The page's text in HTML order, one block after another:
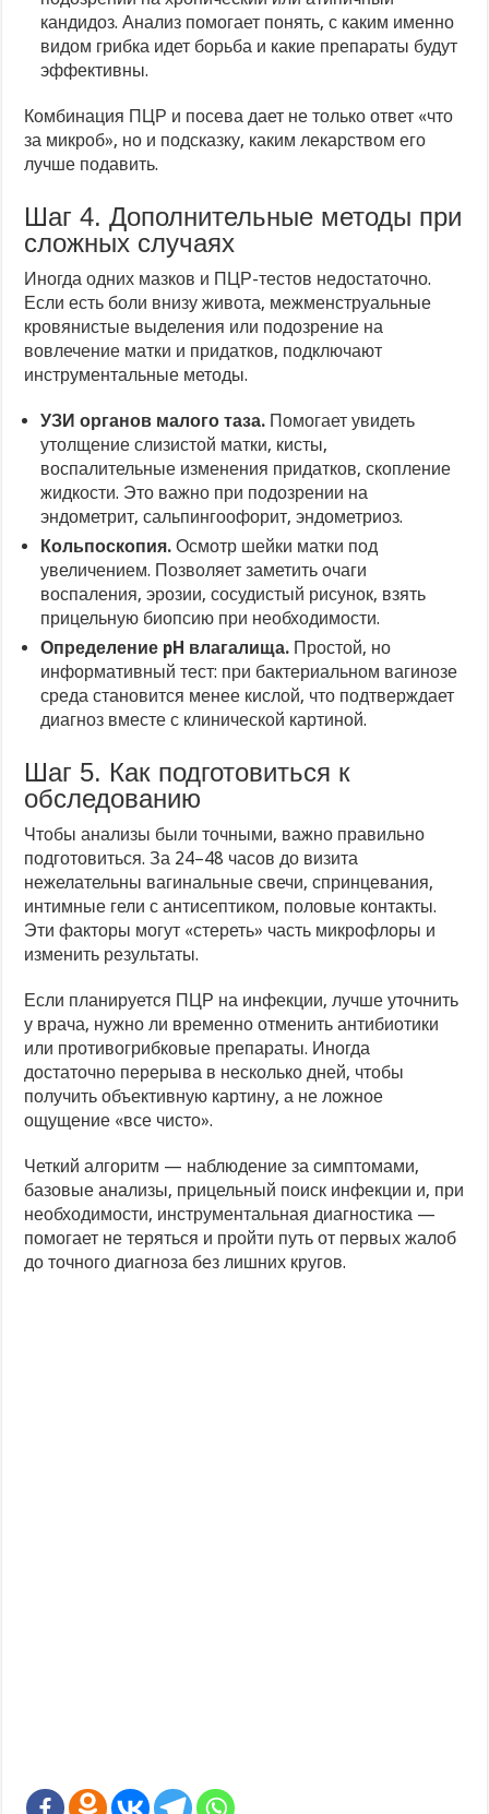
кандидоз. Анализ помогает понять, с каким именно
видом грибка идет борьба и какие препараты будут
эффективны.
Комбинация ПЦР и посева дает не только ответ «что
за микроб», но и подсказку, каким лекарством его
лучше подавить.
Шаг 4. Дополнительные методы при
сложных случаях
Иногда одних мазков и ПЦР-тестов недостаточно.
Если есть боли внизу живота, межменструальные
кровянистые выделения или подозрение на
вовлечение матки и придатков, подключают
инструментальные методы.
УЗИ органов малого таза. Помогает увидеть
утолщение слизистой матки, кисты,
воспалительные изменения придатков, скопление
жидкости. Это важно при подозрении на
эндометрит, сальпингоофорит, эндометриоз.
Кольпоскопия. Осмотр шейки матки под
увеличением. Позволяет заметить очаги
воспаления, эрозии, сосудистый рисунок, взять
прицельную биопсию при необходимости.
Определение pH влагалища. Простой, но
информативный тест: при бактериальном вагинозе
среда становится менее кислой, что подтверждает
диагноз вместе с клинической картиной.
Шаг 5. Как подготовиться к
обследованию
Чтобы анализы были точными, важно правильно
подготовиться. За 24–48 часов до визита
нежелательны вагинальные свечи, спринцевания,
интимные гели с антисептиком, половые контакты.
Эти факторы могут «стереть» часть микрофлоры и
изменить результаты.
Если планируется ПЦР на инфекции, лучше уточнить
у врача, нужно ли временно отменить антибиотики
или противогрибковые препараты. Иногда
достаточно перерыва в несколько дней, чтобы
получить объективную картину, а не ложное
ощущение «все чисто».
Четкий алгоритм — наблюдение за симптомами,
базовые анализы, прицельный поиск инфекции и, при
необходимости, инструментальная диагностика —
помогает не теряться и пройти путь от первых жалоб
до точного диагноза без лишних кругов.